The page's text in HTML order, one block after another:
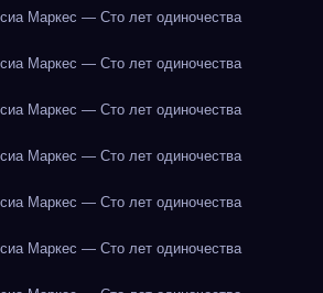
Маркес — Сто лет одиночества
Маркес — Сто лет одиночества
Маркес — Сто лет одиночества
Маркес — Сто лет одиночества
Маркес — Сто лет одиночества
Маркес — Сто лет одиночества